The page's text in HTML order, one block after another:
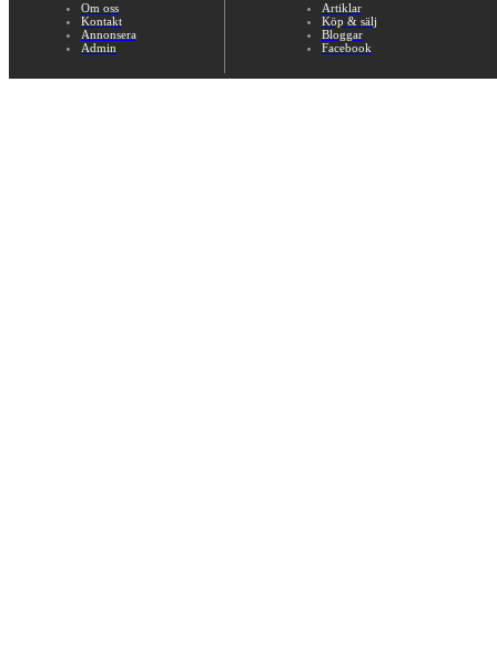
Om oss
Kontakt
Annonsera
Admin
Artiklar
Köp & sälj
Bloggar
Facebook